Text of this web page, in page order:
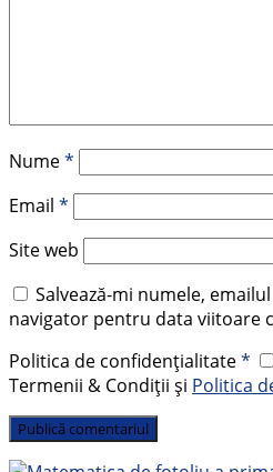
Nume*
Email *
Site web
Salvează-mi numele,
navigator pentru data viitoare
Politica de confidențialitate*
Termenii & Condiții și Politica